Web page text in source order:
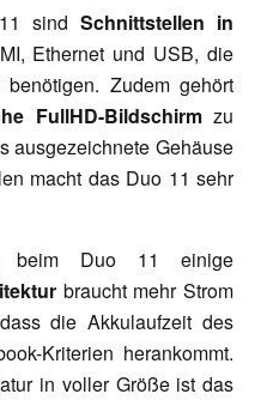
sind Schnittstellen in
Ethernet und USB, die
benötigen. Zudem gehört
FullHD-Bildschirmzu
ausgezeichnete Gehäuse
macht das Duo 11 sehr
beim Duo 11 einige
braucht mehr Strom
die Akkulaufzeit des
Kriterien herankommt.
in voller Größe ist das